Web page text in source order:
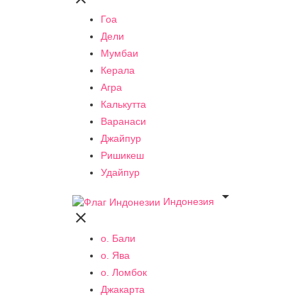
Гоа
Дели
Мумбаи
Керала
Агра
Калькутта
Варанаси
Джайпур
Ришикеш
Удайпур
Индонезия


о. Бали
о. Ява
о. Ломбок
Джакарта